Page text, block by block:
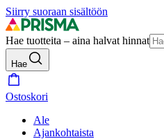
Siirry suoraan sisältöön
Hae tuotteita – aina halvat hinnat
Hae
Ostoskori
Ale
Ajankohtaista